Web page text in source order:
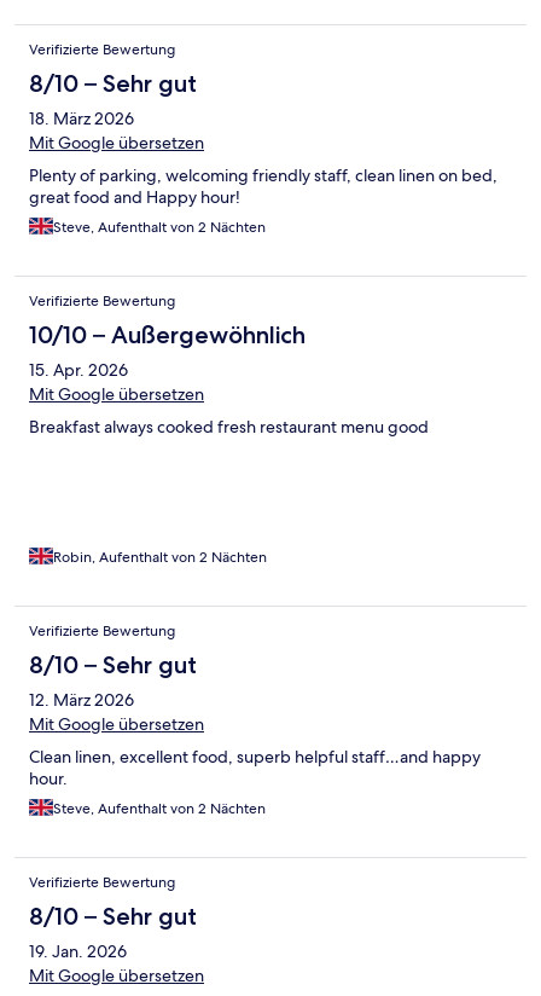
Verifizierte Bewertung
8/10 – Sehr gut
18. März 2026
Mit Google übersetzen
Plenty of parking, welcoming friendly staff, clean linen on bed,
great food and Happy hour!
Steve, Aufenthalt von 2 Nächten
Verifizierte Bewertung
10/10 – Außergewöhnlich
15. Apr. 2026
Mit Google übersetzen
Breakfast always cooked fresh restaurant menu good
Robin, Aufenthalt von 2 Nächten
Verifizierte Bewertung
8/10 – Sehr gut
12. März 2026
Mit Google übersetzen
Clean linen, excellent food, superb helpful staff…and happy
hour.
Steve, Aufenthalt von 2 Nächten
Verifizierte Bewertung
8/10 – Sehr gut
19. Jan. 2026
Mit Google übersetzen